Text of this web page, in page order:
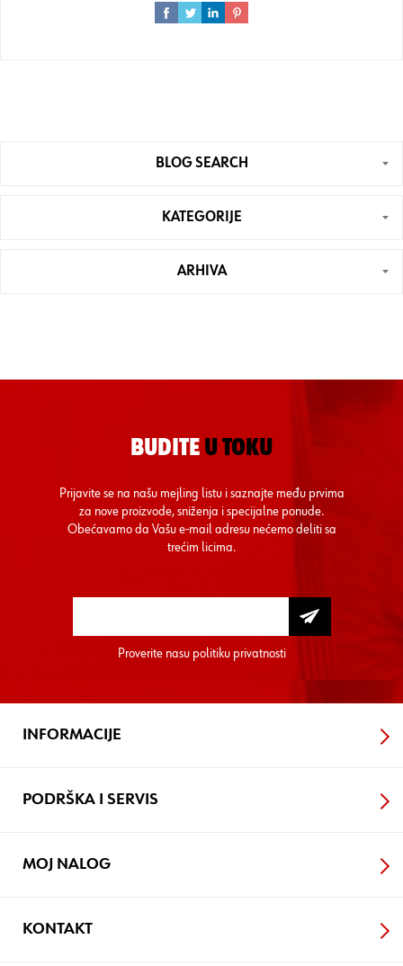
BLOG SEARCH
KATEGORIJE
ARHIVA
BUDITE U TOKU
Prijavite se na našu mejling listu i saznajte među prvima
za nove proizvode, sniženja i specijalne ponude.
Obećavamo da Vašu e-mail adresu nećemo deliti sa
trećim licima.
Proverite nasu politiku privatnosti
INFORMACIJE
PODRŠKA I SERVIS
MOJ NALOG
KONTAKT